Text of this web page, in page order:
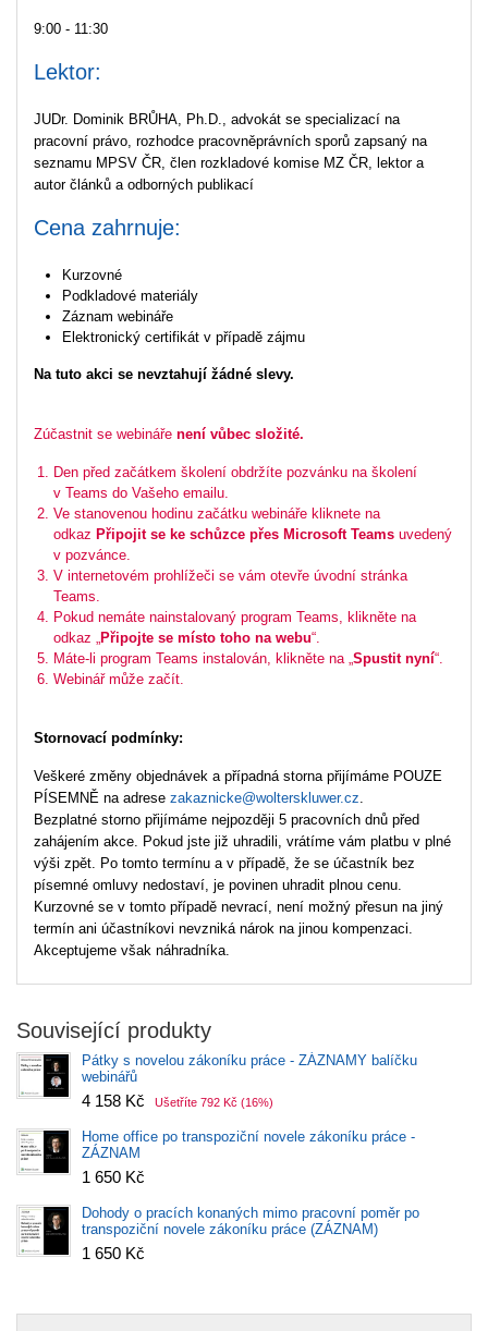
9:00 - 11:30
Lektor:
JUDr. Dominik BRŮHA, Ph.D., advokát se specializací na
pracovní právo, rozhodce pracovněprávních sporů zapsaný na
seznamu MPSV ČR, člen rozkladové komise MZ ČR, lektor a
autor článků a odborných publikací
Cena zahrnuje:
Kurzovné
Podkladové materiály
Záznam webináře
Elektronický certifikát v případě zájmu
Na tuto akci se nevztahují žádné slevy.
Zúčastnit se webináře není vůbec složité.
Den před začátkem školení obdržíte pozvánku na školení
v Teams do Vašeho emailu.
Ve stanovenou hodinu začátku webináře kliknete na
odkazPřipojit se ke schůzce přes Microsoft Teams uvedený
v pozvánce.
V internetovém prohlížeči se vám otevře úvodní stránka
Teams.
Pokud nemáte nainstalovaný program Teams, klikněte na
odkaz „Připojte se místo toho na webu“.
Máte-li program Teams instalován, klikněte na „Spustit nyní“.
Webinář může začít.
Stornovací podmínky:
Veškeré změny objednávek a případná storna přijímáme POUZE
PÍSEMNĚ na adrese zakaznicke@wolterskluwer.cz
Bezplatné storno přijímáme nejpozději 5 pracovních dnů před
zahájením akce. Pokud jste již uhradili, vrátíme vám platbu v plné
výši zpět. Po tomto termínu a v případě, že se účastník bez
písemné omluvy nedostaví, je povinen uhradit plnou cenu.
Kurzovné se v tomto případě nevrací, není možný přesun na jiný
termín ani účastníkovi nevzniká nárok na jinou kompenzaci.
Akceptujeme však náhradníka.
Související produkty
Pátky s novelou zákoníku práce - ZÁZNAMY balíčku
webinářů
4 158 Kč Ušetříte 792 Kč (16%)
Home office po transpoziční novele zákoníku práce -
ZÁZNAM
1 650 Kč
Dohody o pracích konaných mimo pracovní poměr po
transpoziční novele zákoníku práce (ZÁZNAM)
1 650 Kč